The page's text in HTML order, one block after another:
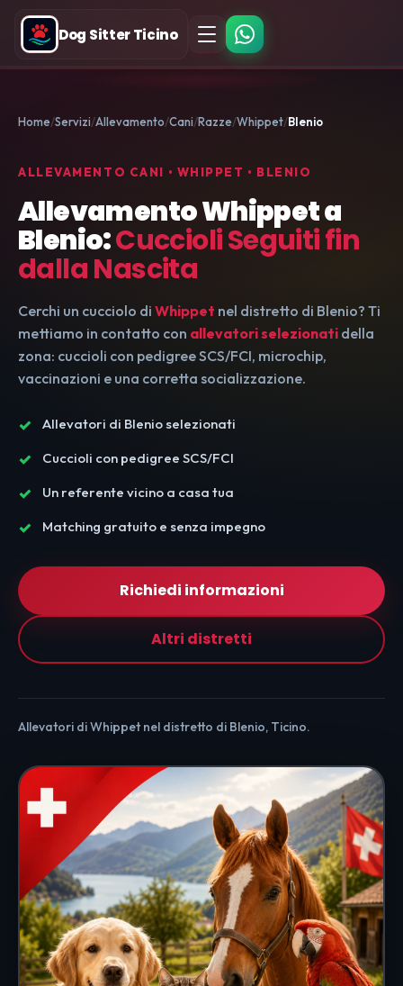
Dog Sitter Ticino
Home Servizi Allevamento Cani Razze Whippet Blenio
ALLEVAMENTO CANI • WHIPPET • BLENIO
Allevamento Whippet a
Blenio:Cuccioli Seguiti fin
dalla Nascita
Cerchi un cucciolo di Whippet nel distretto di Blenio? Ti
mettiamo in contatto con allevatori selezionati della
zona: cuccioli con pedigree SCS/FCI, microchip,
vaccinazioni e una corretta socializzazione.
Allevatori di Blenio selezionati
Cuccioli con pedigree SCS/FCI
Un referente vicino a casa tua
Matching gratuito e senza impegno
Richiedi informazioni
Altri distretti
Allevatori di Whippet nel distretto di Blenio, Ticino.